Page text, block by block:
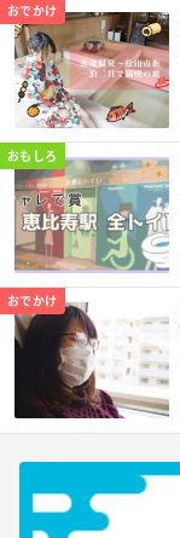
おでかけ
おもしろ
おでかけ